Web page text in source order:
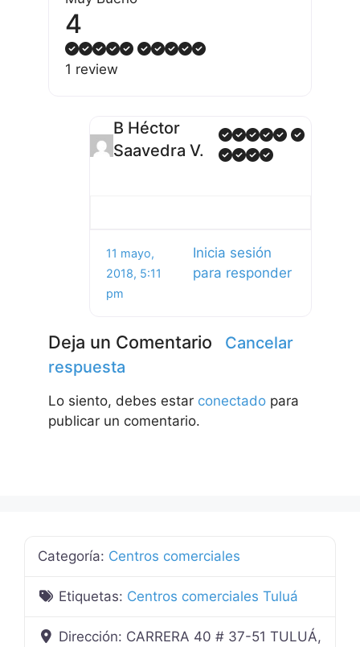
4
1 review
B Héctor
Saavedra V.
11 mayo,
2018, 5:11
pm
Inicia sesión
para responder
Deja un Comentario
Cancelar
respuesta
Lo siento, debes estar conectado para
publicar un comentario.
Categoría: Centros comerciales
Etiquetas: Centros comerciales Tuluá
Dirección: CARRERA 40 # 37-51 TULUÁ,